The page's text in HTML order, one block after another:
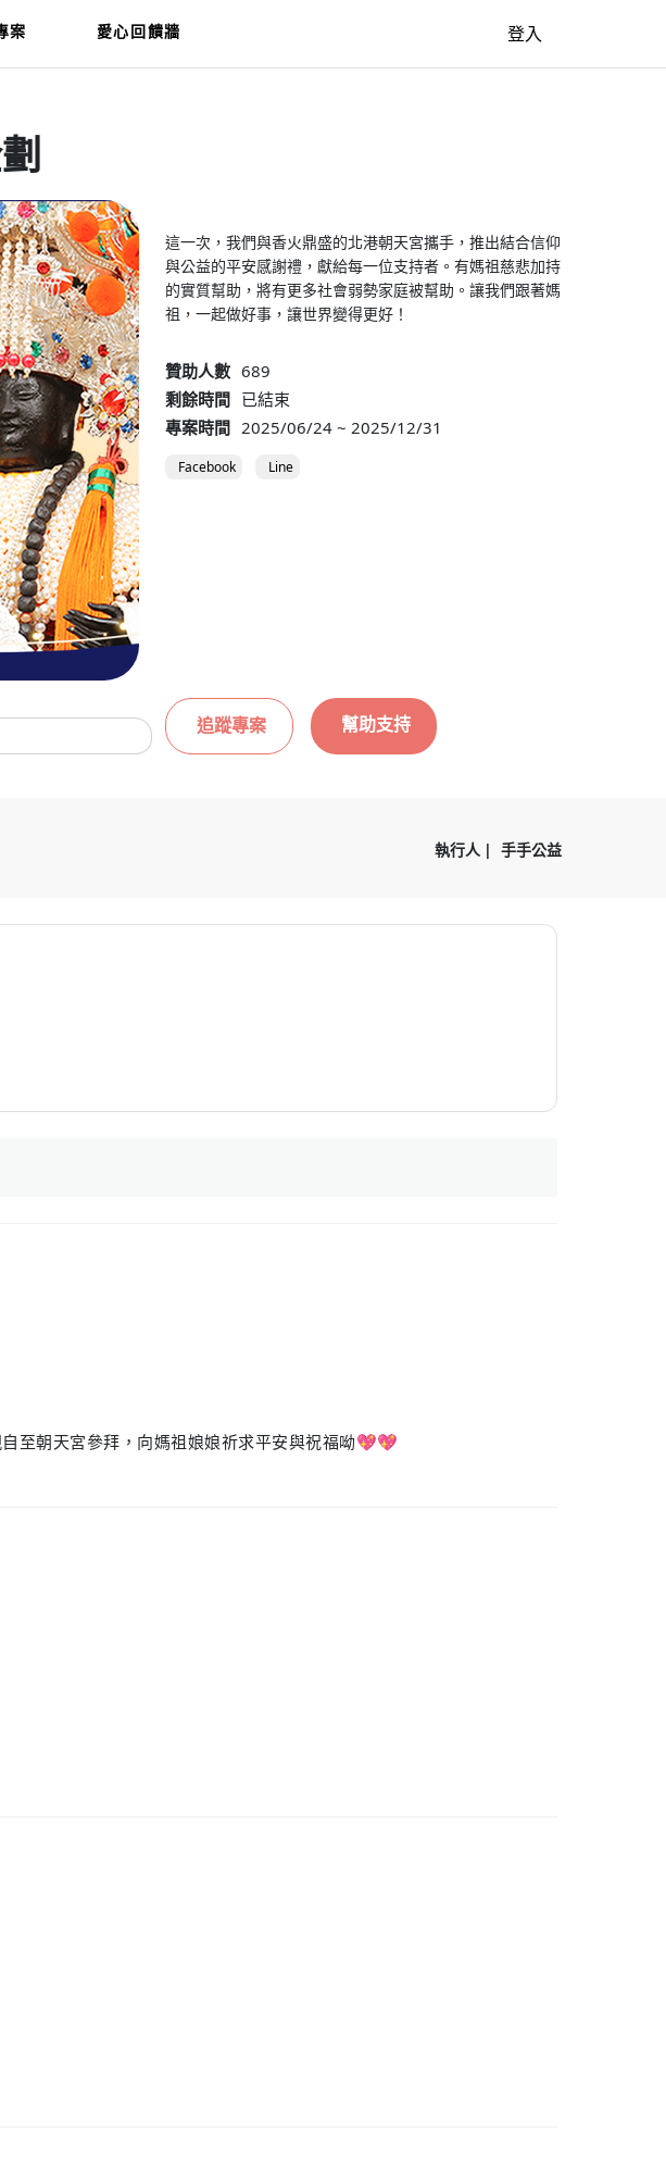
案 愛心回饋牆 登入
這一次，我們與香火鼎盛的北港朝天宮攜手，推出結合信仰
與公益的平安感謝禮，獻給每一位支持者。有媽祖慈悲加持
的實質幫助，將有更多社會弱勢家庭被幫助。讓我們跟著媽
祖，一起做好事，讓世界變得更好！
贊助人數 689
剩餘時間 已結束
專案時間 2025/06/24 ~ 2025/12/31
Facebook Line
追蹤專案 幫助支持
執行人 手手公益
至朝天宮參拜，向媽祖娘娘祈求平安與祝福呦💖💖